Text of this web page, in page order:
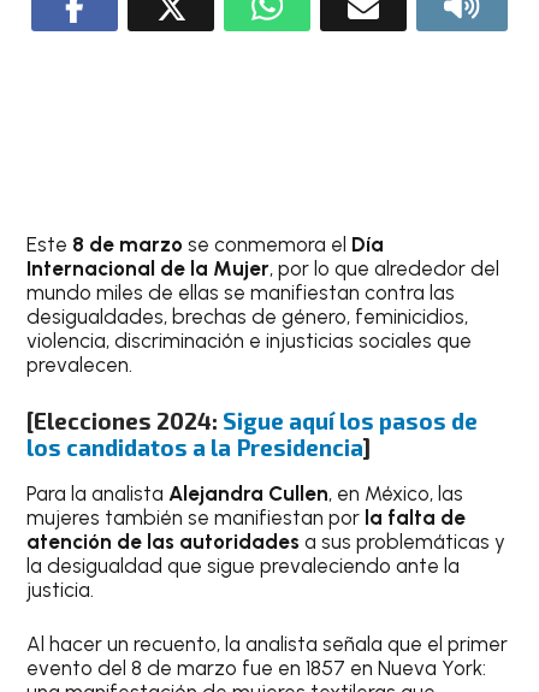
Este 8 de marzo se conmemora el Día
Internacional de la Mujer, por lo que alrededor del
mundo miles de ellas se manifiestan contra las
desigualdades, brechas de género, feminicidios,
violencia, discriminación e injusticias sociales que
prevalecen.
[Elecciones 2024: Sigue aquí los pasos de
los candidatos a la Presidencia]
Para la analista Alejandra Cullen, en México, las
mujeres también se manifiestan por la falta de
atención de las autoridades a sus problemáticas y
la desigualdad que sigue prevaleciendo ante la
justicia.
Al hacer un recuento, la analista señala que el primer
evento del 8 de marzo fue en 1857 en Nueva York: